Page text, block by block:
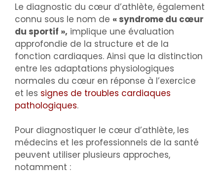
Le diagnostic du cœur d’athlète, également
connu sous le nom de « syndrome du cœur
du sportif », implique une évaluation
approfondie de la structure et de la
fonction cardiaques. Ainsi que la distinction
entre les adaptations physiologiques
normales du cœur en réponse à l’exercice
et les signes de troubles cardiaques
pathologiques.
Pour diagnostiquer le cœur d’athlète, les
médecins et les professionnels de la santé
peuvent utiliser plusieurs approches,
notamment :